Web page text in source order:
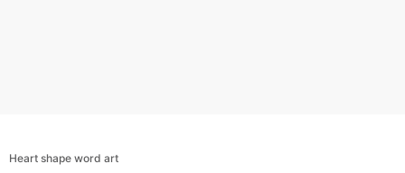
Heart shape word art